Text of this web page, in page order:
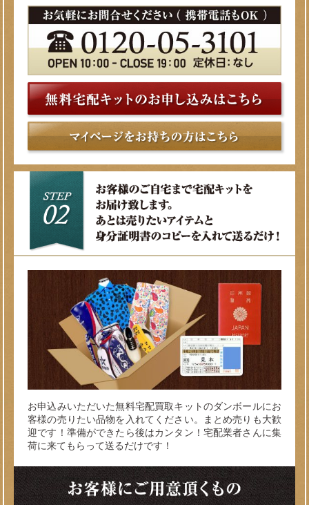
お申込みいただいた無料宅配買取キットのダンボールにお
客様の売りたい品物を入れてください。まとめ売りも大歓
迎です！準備ができたら後はカンタン！宅配業者さんに集
荷に来てもらって送るだけです！